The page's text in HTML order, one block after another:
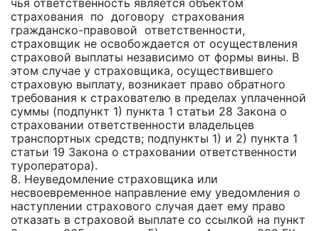
чья ответственность является объектом
страхования по договору страхования
гражданско-правовой ответственности,
страховщик не освобождается от осуществления
страховой выплаты независимо от формы вины. В
этом случае у страховщика, осуществившего
страховую выплату, возникает право обратного
требования к страхователю в пределах уплаченной
суммы (подпункт 1) пункта 1 статьи 28 Закона о
страховании ответственности владельцев
транспортных средств; подпункты 1) и 2) пункта 1
статьи 19 Закона о страховании ответственности
туроператора).
8. Неуведомление страховщика или
несвоевременное направление ему уведомления о
наступлении страхового случая дает ему право
отказать в страховой выплате со ссылкой на пункт